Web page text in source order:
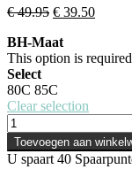
€49.95
was:
€ 49.95.
€ 39.50Huidige
€ 39.50.
BH-Maat
This option is required
Select
80C 85C
Clear selection
Empreinte
BH
-
Misia
Toevoegen aan
U spaart 40